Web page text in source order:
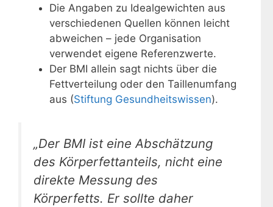
Die Angaben zu Idealgewichten aus
verschiedenen Quellen können leicht
abweichen – jede Organisation
verwendet eigene Referenzwerte.
Der BMI allein sagt nichts über die
Fettverteilung oder den Taillenumfang
aus (Stiftung Gesundheitswissen).
„Der BMI ist eine Abschätzung
des Körperfettanteils, nicht eine
direkte Messung des
Körperfetts. Er sollte daher